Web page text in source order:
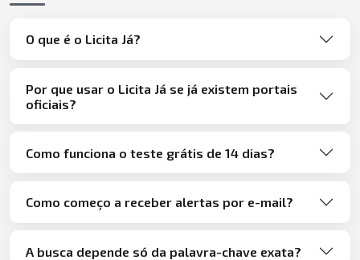
O que é o Licita Já?
Por que usar o Licita Já se já existem portais
oficiais?
Como funciona o teste grátis de 14 dias?
Como começo a receber alertas por e-mail?
A busca depende só da palavra-chave exata?